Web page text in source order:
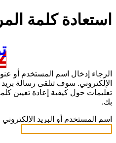
استعادة كلمة
الرجاء إدخال اسم المستخدم أو
الإلكتروني. سوف تتلقى رسالة
تعليمات حول كيفية إعادة تعيين
بك.
اسم المستخدم أو البريد الإلكتروني